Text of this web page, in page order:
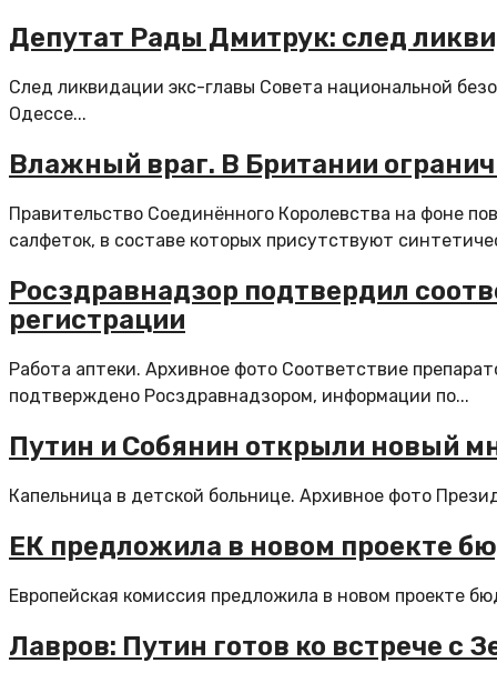
Депутат Рады Дмитрук: след
След ликвидации экс-главы Совета национальной
Одессе...
Влажный враг. В Британии
Правительство Соединённого Королевства на фоне
салфеток, в составе которых присутствуют
Росздравнадзор подтвердил
регистрации
Работа аптеки. Архивное фото Соответствие
подтверждено Росздравнадзором, информации по...
Путин и Собянин открыли новый
Капельница в детской больнице. Архивное фото
ЕК предложила в новом проекте
Европейская комиссия предложила в новом проекте
Лавров: Путин готов ко встрече с